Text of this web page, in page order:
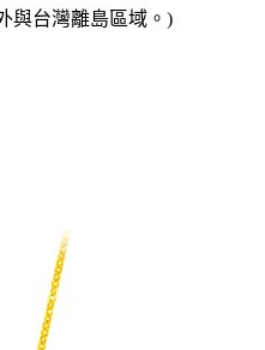
與台灣離島區域。)